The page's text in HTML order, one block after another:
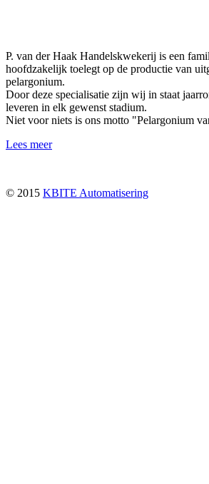
P. van der Haak Handelskwekerij is een
hoofdzakelijk toelegt op de productie van
pelargonium.
Door deze specialisatie zijn wij in staat
leveren in elk gewenst stadium.
Niet voor niets is ons motto "Pelargonium
Lees meer
© 2015 KBITE Automatisering